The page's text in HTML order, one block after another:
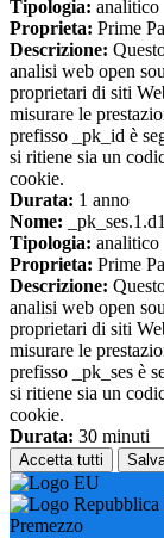
Tipologia: analitico
Proprieta: Prime
Descrizione:
analisi web open
proprietari di siti
misurare le
prefisso _pk_id è
si ritiene sia un
cookie.
Durata: 1 anno
Nome:
Tipologia: analitico
Proprieta: Prime
Descrizione:
analisi web open
proprietari di siti
misurare le
prefisso _pk_ses è
si ritiene sia un
cookie.
Durata: 30 minuti
Accetta tutti
Premezzo